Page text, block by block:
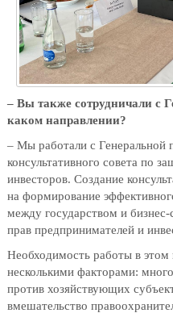
– Вы также сотрудничали с
каком направлении?
– Мы работали с Генеральной
консультативного совета по
инвесторов. Создание
на формирование
между государством и
прав предпринимателей и
Необходимость работы в этом
несколькими факторами:
против хозяйствующих
вмешательство